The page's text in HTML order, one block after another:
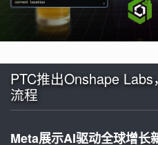
PTC推出Onshape
流程
Meta展示AI驱动全球增长